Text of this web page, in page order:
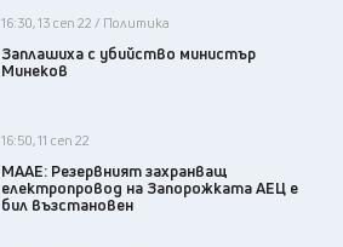
16:30, 13 сеп 22 / Политика
Заплашиха с убийство министър
Минеков
16:50, 11 сеп 22
МААЕ: Резервният захранващ
електропровод на Запорожката АЕЦ е
бил възстановен